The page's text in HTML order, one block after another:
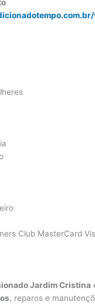
Club MasterCard
Jardim Cristina
, reparos e